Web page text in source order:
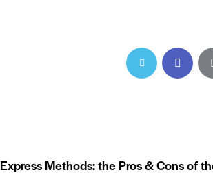
Twitter-
Express Methods: the Pros & Cons of